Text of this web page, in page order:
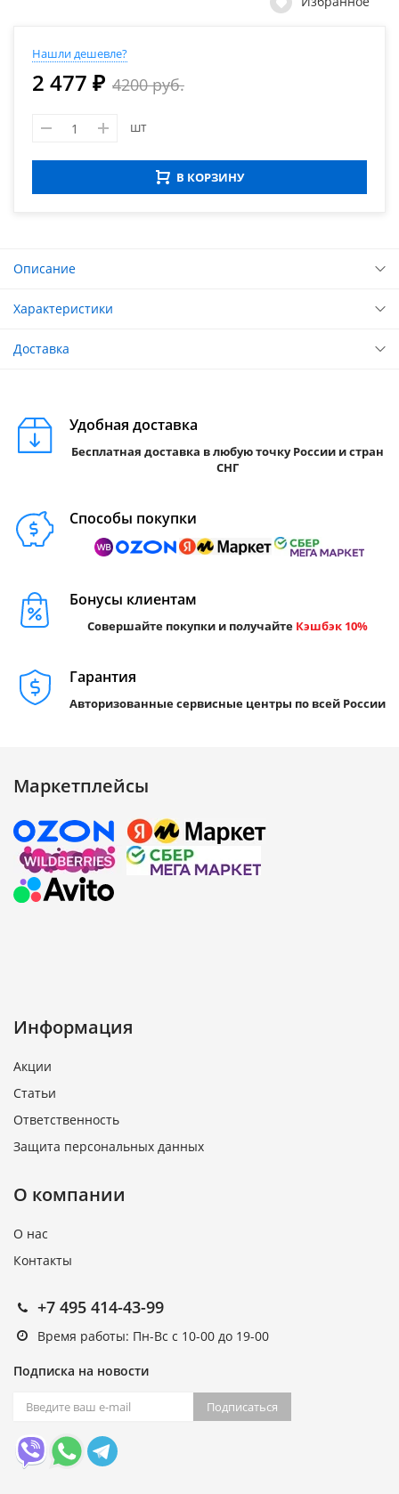
Нашли дешевле?
2 477 ₽ 4200 руб.
шт
В КОРЗИНУ
Описание
Характеристики
Доставка
Удобная доставка
Бесплатная доставка в любую точку России и стран
СНГ
Способы покупки
Бонусы клиентам
Совершайте покупки и получайте Кэшбэк 10%
Гарантия
Авторизованные сервисные центры по всей России
Маркетплейсы
Информация
Акции
Статьи
Ответственность
Защита персональных данных
О компании
О нас
Контакты
+7 495 414-43-99
Время работы: Пн-Вс с 10-00 до 19-00
Подписка на новости
Подписаться